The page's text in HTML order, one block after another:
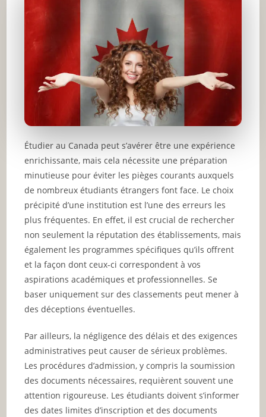
Étudier au Canada peut s’avérer être une expérience
enrichissante, mais cela nécessite une préparation
minutieuse pour éviter les pièges courants auxquels
de nombreux étudiants étrangers font face. Le choix
précipité d’une institution est l’une des erreurs les
plus fréquentes. En effet, il est crucial de rechercher
non seulement la réputation des établissements, mais
également les programmes spécifiques qu’ils offrent
et la façon dont ceux-ci correspondent à vos
aspirations académiques et professionnelles. Se
baser uniquement sur des classements peut mener à
des déceptions éventuelles.
Par ailleurs, la négligence des délais et des exigences
administratives peut causer de sérieux problèmes.
Les procédures d’admission, y compris la soumission
des documents nécessaires, requièrent souvent une
attention rigoureuse. Les étudiants doivent s’informer
des dates limites d’inscription et des documents